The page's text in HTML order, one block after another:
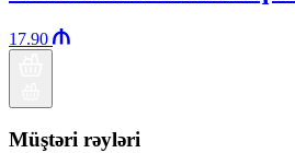
17.90
Müştəri rəyləri